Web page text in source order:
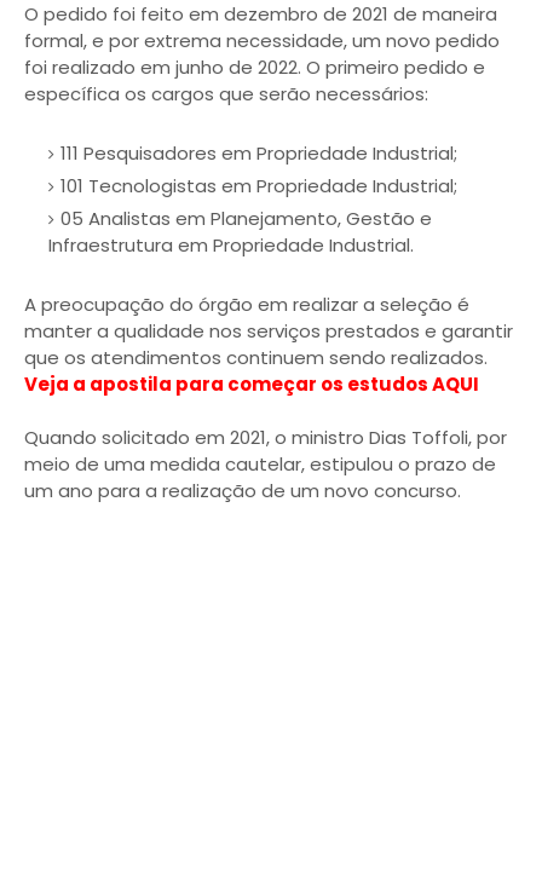
O pedido foi feito em dezembro de 2021 de maneira
formal, e por extrema necessidade, um novo pedido
foi realizado em junho de 2022. O primeiro pedido e
específica os cargos que serão necessários:
111 Pesquisadores em Propriedade Industrial;
101 Tecnologistas em Propriedade Industrial;
05 Analistas em Planejamento, Gestão e
Infraestrutura em Propriedade Industrial.
A preocupação do órgão em realizar a seleção é
manter a qualidade nos serviços prestados e garantir
que os atendimentos continuem sendo realizados.
Veja a apostila para começar os estudos AQUI
Quando solicitado em 2021, o ministro Dias Toffoli, por
meio de uma medida cautelar, estipulou o prazo de
um ano para a realização de um novo concurso.